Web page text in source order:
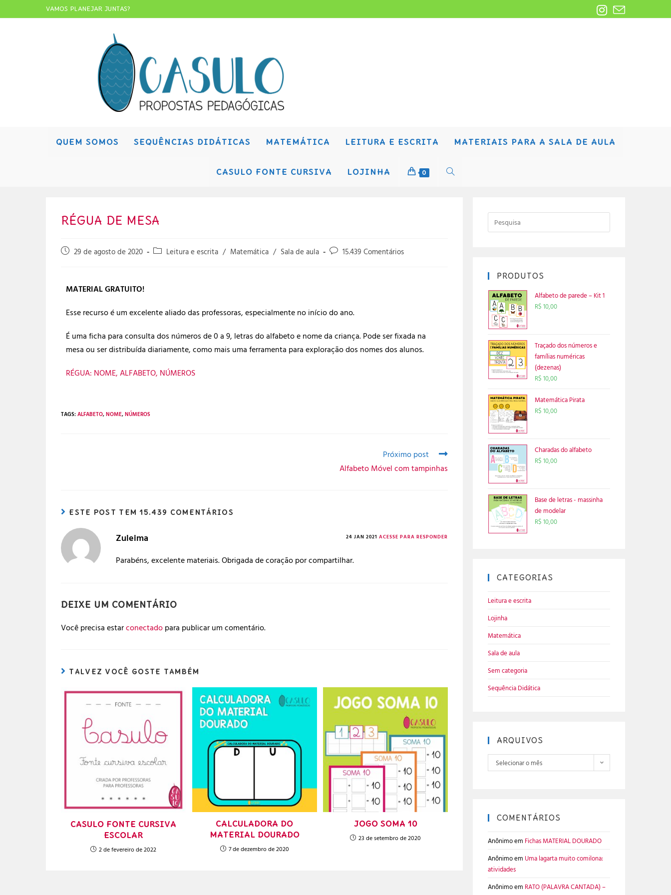
VAMOS PLANEJAR JUNTAS?
QUEM SOMOS SEQUÊNCIAS DIDÁTICAS MATEMÁTICA LEITURA E ESCRITA MATERIAIS PARA A SALA DE AULA
CASULO FONTE CURSIVA LOJINHA 0
RÉGUA DE MESA
29 de agosto de 2020 Leitura e escrita / Matemática / Sala de aula 15.439 Comentários
MATERIAL GRATUITO!
Esse recurso é um excelente aliado das professoras, especialmente no início do ano.
É uma ficha para consulta dos números de 0 a 9, letras do alfabeto e nome da criança. Pode ser fixada na
mesa ou ser distribuída diariamente, como mais uma ferramenta para exploração dos nomes dos alunos.
RÉGUA: NOME, ALFABETO, NÚMEROS
TAGS:ALFABETO,NOME,NÚMEROS
Próximo post
Alfabeto Móvel com tampinhas
ESTE POST TEM 15.439 COMENTÁRIOS
Zuleima 24 JAN 2021 ACESSE PARA RESPONDER
Parabéns, excelente materiais. Obrigada de coração por compartilhar.
DEIXE UM COMENTÁRIO
Você precisa estarconectado para publicar um comentário.
TALVEZ VOCÊ GOSTE TAMBÉM
CASULO FONTE CURSIVA
ESCOLAR
2 de fevereiro de 2022
CALCULADORA DO
MATERIAL DOURADO
7 de dezembro de 2020
JOGO SOMA 10
23 de setembro de 2020
PRODUTOS
Alfabeto de parede – Kit 1
R$ 10,00
Traçado dos números e
famílias numéricas
(dezenas)
R$ 10,00
Matemática Pirata
R$ 10,00
Charadas do alfabeto
R$ 10,00
Base de letras - massinha
de modelar
R$ 10,00
CATEGORIAS
Leitura e escrita
Lojinha
Matemática
Sala de aula
Sem categoria
Sequência Didática
ARQUIVOS
Selecionar o mês
COMENTÁRIOS
Anônimoem Fichas MATERIAL DOURADO
Anônimoem Uma lagarta muito comilona:
atividades
Anônimoem RATO (PALAVRA CANTADA) –